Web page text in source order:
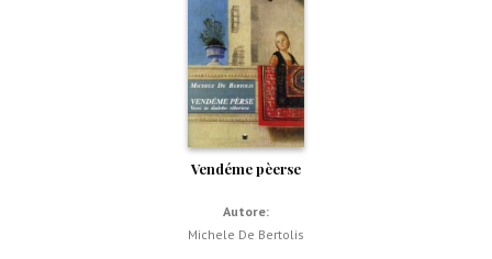
Vendéme pèerse
Autore:
Michele De Bertolis